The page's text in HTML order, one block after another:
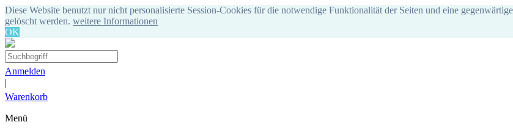
Diese Website benutzt nur nicht personalisierte Session-Cookies für die notwendige Funktionalität der Seiten und eine
gelöscht werden. weitere Informationen
OK
Anmelden
|
Warenkorb
Menü